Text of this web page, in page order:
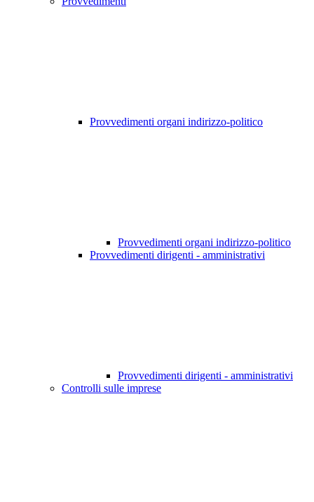
Provvedimenti organi indirizzo-politico
Provvedimenti organi indirizzo-politico
Provvedimenti dirigenti - amministrativi
Provvedimenti dirigenti - amministrativi
Controlli sulle imprese